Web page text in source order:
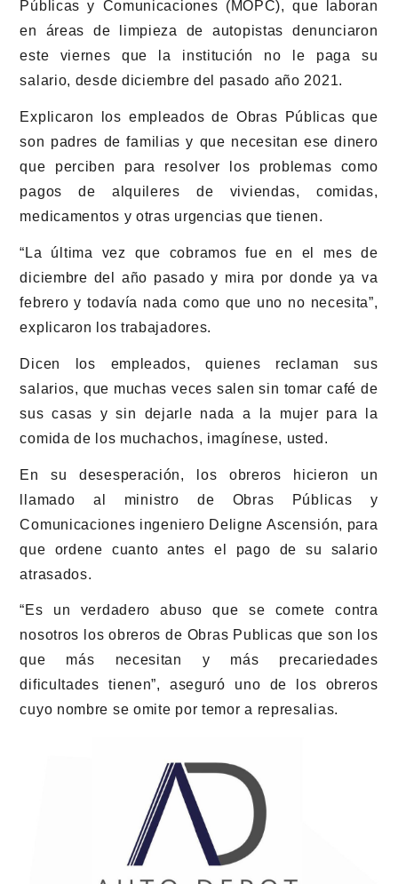
Públicas y Comunicaciones (MOPC), que laboran
en áreas de limpieza de autopistas denunciaron
este viernes que la institución no le paga su
salario, desde diciembre del pasado año 2021.
Explicaron los empleados de Obras Públicas que
son padres de familias y que necesitan ese dinero
que perciben para resolver los problemas como
pagos de alquileres de viviendas, comidas,
medicamentos y otras urgencias que tienen.
“La última vez que cobramos fue en el mes de
diciembre del año pasado y mira por donde ya va
febrero y todavía nada como que uno no necesita”,
explicaron los trabajadores.
Dicen los empleados, quienes reclaman sus
salarios, que muchas veces salen sin tomar café de
sus casas y sin dejarle nada a la mujer para la
comida de los muchachos, imagínese, usted.
En su desesperación, los obreros hicieron un
llamado al ministro de Obras Públicas y
Comunicaciones ingeniero Deligne Ascensión, para
que ordene cuanto antes el pago de su salario
atrasados.
“Es un verdadero abuso que se comete contra
nosotros los obreros de Obras Publicas que son los
que más necesitan y más precariedades
dificultades tienen”, aseguró uno de los obreros
cuyo nombre se omite por temor a represalias.